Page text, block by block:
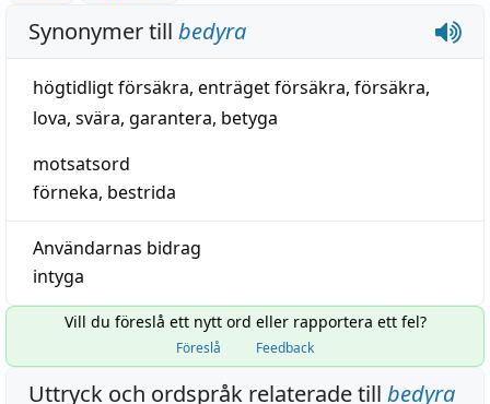
Synonymer till bedyra
högtidligt försäkra, enträget försäkra, försäkra,
lova, svära, garantera, betyga
motsatsord
förneka, bestrida
Användarnas bidrag
intyga
Vill du föreslå ett nytt ord eller rapportera ett fel?
Föreslå Feedback
Uttryck och ordspråk relaterade till bedyra